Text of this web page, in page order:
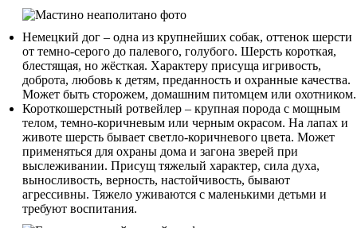
Немецкий дог – одна из крупнейших собак, оттенок шерсти
от темно-серого до палевого, голубого. Шерсть короткая,
блестящая, но жёсткая. Характеру присуща игривость,
доброта, любовь к детям, преданность и охранные качества.
Может быть сторожем, домашним питомцем или охотником.
Короткошерстный ротвейлер – крупная порода с мощным
телом, темно-коричневым или черным окрасом. На лапах и
животе шерсть бывает светло-коричневого цвета. Может
применяться для охраны дома и загона зверей при
выслеживании. Присущ тяжелый характер, сила духа,
выносливость, верность, настойчивость, бывают
агрессивны. Тяжело уживаются с маленькими детьми и
требуют воспитания.